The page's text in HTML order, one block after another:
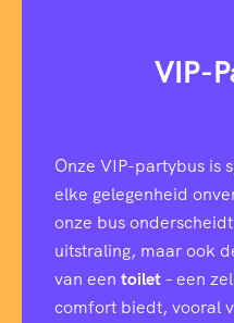
VIP-
Onze VIP-partybus is
elke gelegenheid
onze bus
uitstraling, maar ook
van een toilet– een
comfort biedt, vooral